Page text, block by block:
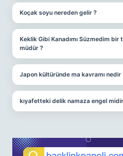
Koçak soyu nereden gelir ?
Keklik Gibi Kanadımı Süzmedim bir
müdür ?
Japon kültüründe ma kavramı nedir
kıyafetteki delik namaza engel